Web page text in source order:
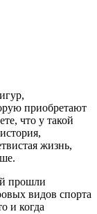
приобретают
что у такой
жизнь,
прошли
видов спорта
и когда